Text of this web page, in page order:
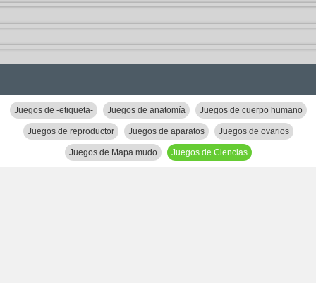
Juegos de -etiqueta- Juegos de anatomía Juegos de cuerpo humano
Juegos de reproductor Juegos de aparatos Juegos de ovarios
Juegos de Mapa mudo Juegos de Ciencias